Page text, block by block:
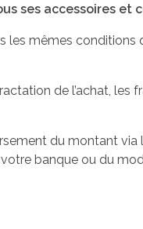
ses accessoires et
les mêmes conditions
de l’achat, les
du montant
banque ou du